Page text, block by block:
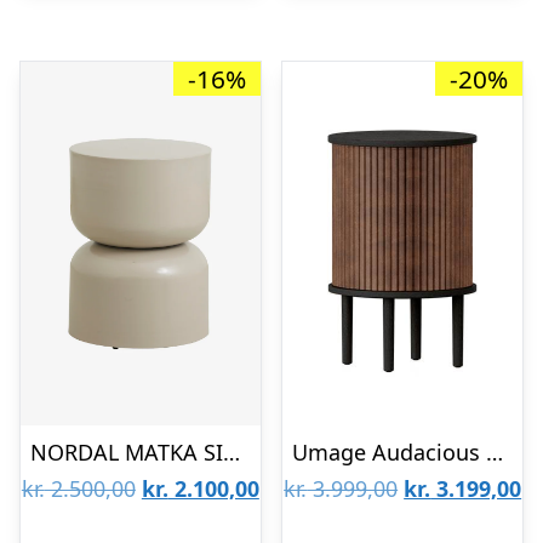
-16%
NORDAL MATKA SIDEBORD – 50
kr.2.500,00 Den
kr. 2.100,00Den
-20%
Umage Audacious sidebord – Sort eg – Hasselnød kunstlæder : Erling Christensen Møbler
kr.3.999,00 Den
kr. 3.199,00